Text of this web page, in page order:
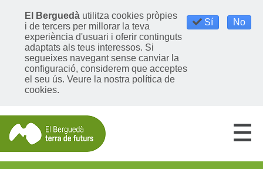
Sí No
El Berguedà utilitza cookies pròpies
i de tercers per millorar la teva
experiència d'usuari i oferir continguts
adaptats als teus interessos. Si
segueixes navegant sense canviar la
configuració, considerem que acceptes
el seu ús. Veure la nostra política de
cookies.